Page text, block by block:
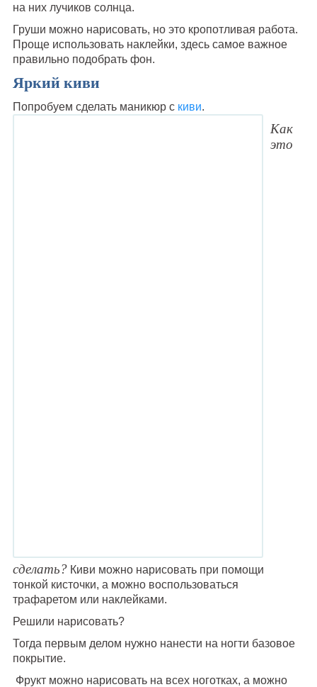
на них лучиков солнца.
Груши можно нарисовать, но это кропотливая работа.
Проще использовать наклейки, здесь самое важное
правильно подобрать фон.
Яркий киви
Попробуем сделать маникюр скиви.
Как
это
сделать?Киви можно нарисовать при помощи
тонкой кисточки, а можно воспользоваться
трафаретом или наклейками.
Решили нарисовать?
Тогда первым делом нужно нанести на ногти базовое
покрытие.
Фрукт можно нарисовать на всех ноготках, а можно